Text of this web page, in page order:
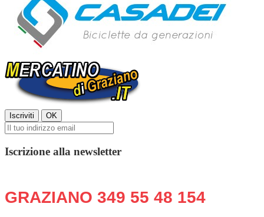
Iscrizione alla newsletter
GRAZIANO 349 55 48 154